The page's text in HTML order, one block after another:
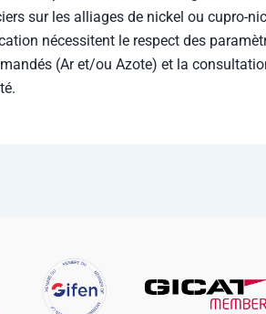
sur les alliages de nickel ou cupro-
nécessitent le respect des
(Ar et/ou Azote) et la